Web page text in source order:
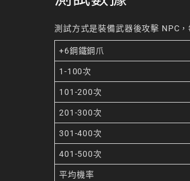
測試方式是裝備武器後攻擊 NPC
+6鋼鐵鋼爪
1-100次
101-200次
201-300次
301-400次
401-500次
平均機率